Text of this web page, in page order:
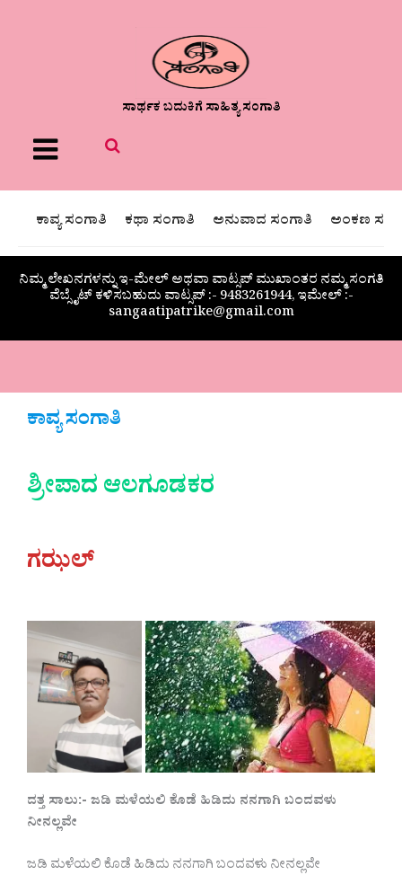
ಸಾರ್ಥಕ ಬದುಕಿಗೆ ಸಾಹಿತ್ಯ ಸಂಗಾತಿ
Menu
ಕಾವ್ಯ ಸಂಗಾತಿ ಕಥಾ ಸಂಗಾತಿ ಅನುವಾದ ಸಂಗಾತಿ ಅಂಕಣ
ನಿಮ್ಮ ಲೇಖನಗಳನ್ನು ಇ-ಮೇಲ್ ಅಥವಾ ವಾಟ್ಸಪ್ ಮುಖಾಂತರ ನಮ್ಮ ಸಂಗತಿ
ವೆಬ್ಸೈಟ್ ಕಳಿಸಬಹುದು ವಾಟ್ಸಪ್‌ :- 9483261944, ಇಮೇಲ್ :-
sangaatipatrike@gmail.com
ಕಾವ್ಯ ಸಂಗಾತಿ
ಶ್ರೀಪಾದ ಆಲಗೂಡಕರ
ಗಝಲ್
ದತ್ತ ಸಾಲು:- ಜಡಿ ಮಳೆಯಲಿ ಕೊಡೆ ಹಿಡಿದು ನನಗಾಗಿ ಬಂದವಳು
ನೀನಲ್ಲವೇ
ಜಡಿ ಮಳೆಯಲಿ ಕೊಡೆ ಹಿಡಿದು ನನಗಾಗಿ ಬಂದವಳು ನೀನಲ್ಲವೇ